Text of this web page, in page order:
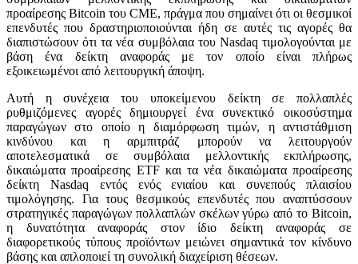
προαίρεσης Bitcoin του CME, πράγμα που σημαίνει ότι οι θεσμικοί
επενδυτές που δραστηριοποιούνται ήδη σε αυτές τις αγορές θα
διαπιστώσουν ότι τα νέα συμβόλαια του Nasdaq τιμολογούνται με
βάση ένα δείκτη αναφοράς με τον οποίο είναι πλήρως
εξοικειωμένοι από λειτουργική άποψη.
Αυτή η συνέχεια του υποκείμενου δείκτη σε πολλαπλές
ρυθμιζόμενες αγορές δημιουργεί ένα συνεκτικό οικοσύστημα
παραγώγων στο οποίο η διαμόρφωση τιμών, η αντιστάθμιση
κινδύνου και η αρμπιτράζ μπορούν να λειτουργούν
αποτελεσματικά σε συμβόλαια μελλοντικής εκπλήρωσης,
δικαιώματα προαίρεσης ETF και τα νέα δικαιώματα προαίρεσης
δείκτη Nasdaq εντός ενός ενιαίου και συνεπούς πλαισίου
τιμολόγησης. Για τους θεσμικούς επενδυτές που αναπτύσσουν
στρατηγικές παραγώγων πολλαπλών σκέλων γύρω από το Bitcoin,
η δυνατότητα αναφοράς στον ίδιο δείκτη αναφοράς σε
διαφορετικούς τύπους προϊόντων μειώνει σημαντικά τον κίνδυνο
βάσης και απλοποιεί τη συνολική διαχείριση θέσεων.